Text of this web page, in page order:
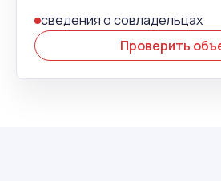
сведения о совладельцах
Проверить